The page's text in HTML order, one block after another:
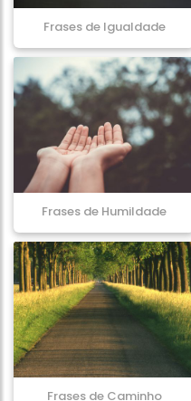
Frases de Igualdade
Frases de Humildade
Frases de Caminho